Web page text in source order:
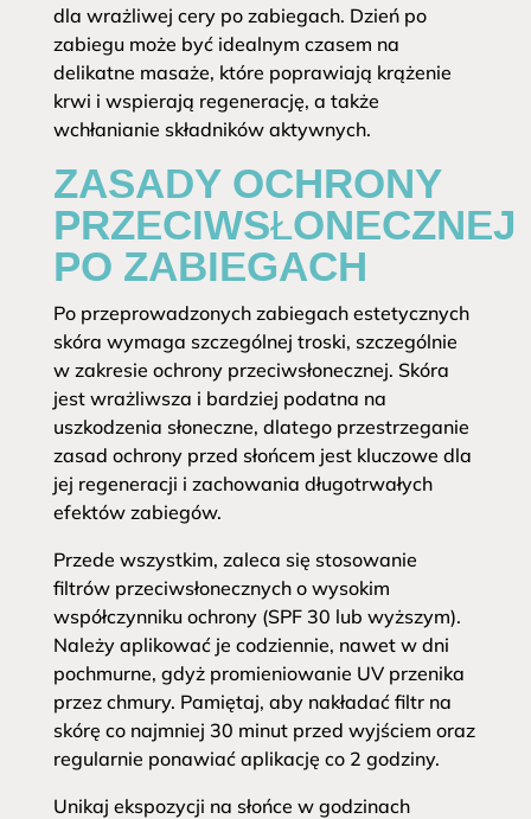
dla wrażliwej cery po zabiegach. Dzień po
zabiegu może być idealnym czasem na
delikatne masaże, które poprawiają krążenie
krwi i wspierają regenerację, a także
wchłanianie składników aktywnych.
ZASADY OCHRONY
PRZECIWSŁONECZNEJ
PO ZABIEGACH
Po przeprowadzonych zabiegach estetycznych
skóra wymaga szczególnej troski, szczególnie
w zakresie ochrony przeciwsłonecznej. Skóra
jest wrażliwsza i bardziej podatna na
uszkodzenia słoneczne, dlatego przestrzeganie
zasad ochrony przed słońcem jest kluczowe dla
jej regeneracji i zachowania długotrwałych
efektów zabiegów.
Przede wszystkim, zaleca się stosowanie
filtrów przeciwsłonecznych o wysokim
współczynniku ochrony (SPF 30 lub wyższym).
Należy aplikować je codziennie, nawet w dni
pochmurne, gdyż promieniowanie UV przenika
przez chmury. Pamiętaj, aby nakładać filtr na
skórę co najmniej 30 minut przed wyjściem oraz
regularnie ponawiać aplikację co 2 godziny.
Unikaj ekspozycji na słońce w godzinach